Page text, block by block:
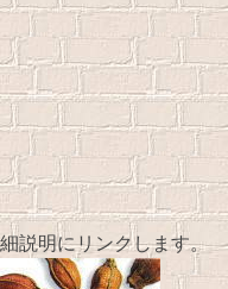
説明にリンクします。